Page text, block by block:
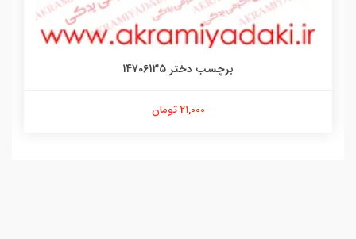
برچسب دختر 14706135
21,000 تومان